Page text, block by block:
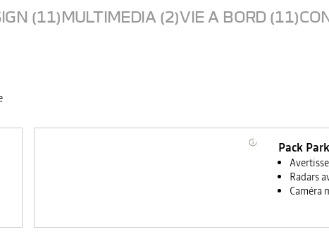
(11)MULTIMEDIA (2)VIE A BORD (11)
Pack
Radars
Caméra